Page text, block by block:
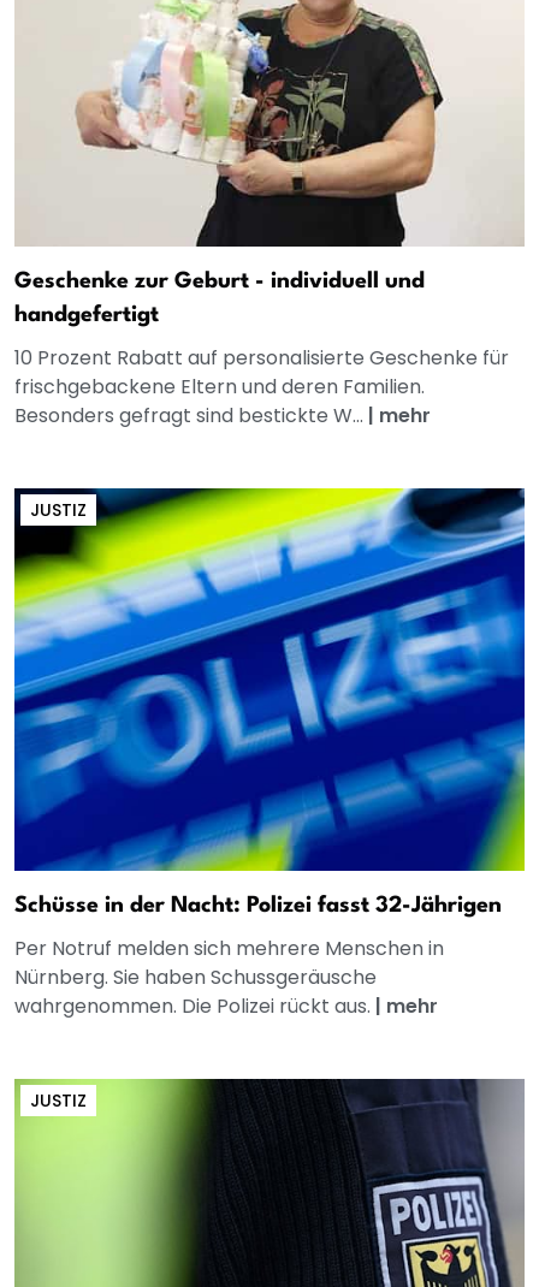
Geschenke zur Geburt - individuell und
handgefertigt
10 Prozent Rabatt auf personalisierte Geschenke für
frischgebackene Eltern und deren Familien.
Besonders gefragt sind bestickte W... | mehr
JUSTIZ
Schüsse in der Nacht: Polizei fasst 32-Jährigen
Per Notruf melden sich mehrere Menschen in
Nürnberg. Sie haben Schussgeräusche
wahrgenommen. Die Polizei rückt aus. | mehr
JUSTIZ